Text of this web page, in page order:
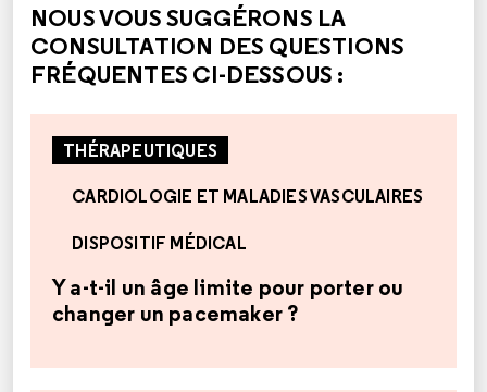
NOUS VOUS SUGGÉRONS LA
CONSULTATION DES QUESTIONS
FRÉQUENTES CI-DESSOUS :
THÉRAPEUTIQUES
CARDIOLOGIE ET MALADIES VASCULAIRES
DISPOSITIF MÉDICAL
Y a-t-il un âge limite pour porter ou
changer un pacemaker ?